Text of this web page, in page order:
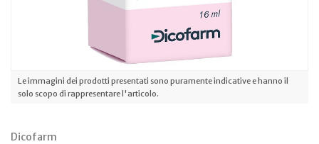
Le immagini dei prodotti presentati sono puramente indicative e hanno il
solo scopo di rappresentare l'articolo.
Dicofarm